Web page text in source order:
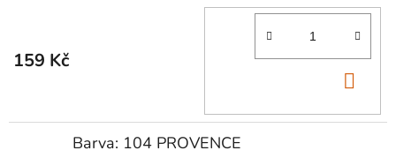
159 Kč
Barva: 104 PROVENCE